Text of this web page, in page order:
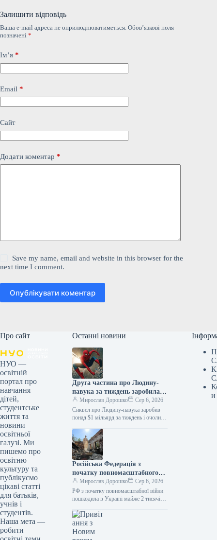
Залишити відповідь
Ваша e-mail адреса не оприлюднюватиметься. Обов’язкові поля
позначені *
Ім’я *
Email *
Сайт
Додати коментар *
Save my name, email and website in this browser for the
next time I comment.
Опублікувати коментар
Про сайт
НУО —
освітній
портал про
навчання
дітей,
студентське
життя та
новини
освітньої
галузі. Ми
пишемо про
освітню
культуру та
публікуємо
цікаві статті
для батьків,
учнів і
студентів.
Наша мета —
робити
Останні новини
Друга частина про Людину-
павука за тиждень заробила
понад мільярд доларів і
очолила список
найприбутковіших фільмів
Мирослав Дорошко
Сер 6, 2026
Сиквел про Людину-павука заробив
понад $1 мільярд за тиждень і очолив
року 06.08.2026 10:28 Укрінформ
Кінострічка «Людина-павук:…
Російська Федерація з
початку повномасштабного
вторгнення завдала шкоди
приблизно 2000 українським
пам’яткам.
Мирослав Дорошко
Сер 6, 2026
РФ з початку повномасштабної війни
пошкодила в Україні майже 2 тисячі
Росія завдала шкоди 1990
пам’яткам…
и